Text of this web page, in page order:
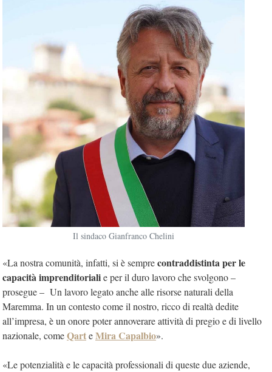
Il sindaco Gianfranco Chelini
«La nostra comunità, infatti, si è semprecontraddistinta per le
capacità imprenditorialie per il duro lavoro che svolgono –
prosegue – Un lavoro legato anche alle risorse naturali della
Maremma. In un contesto come il nostro, ricco di realtà dedite
all’impresa, è un onore poter annoverare attività di pregio e di livello
nazionale, comeQarteMira Capalbio».
«Le potenzialità e le capacità professionali di queste due aziende,